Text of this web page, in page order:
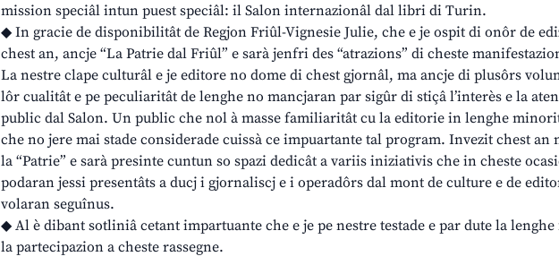
mission speciâl intun puest speciâl: il Salon internazionâl dal libri di Turin.
◆ In gracie de disponibilitât de Regjon Friûl-Vignesie Julie, che e je ospit di onôr de
chest an, ancje “La Patrie dal Friûl” e sarà jenfri des “atrazions” di cheste
La nestre clape culturâl e je editore no dome di chest gjornâl, ma ancje di plusôrs
lôr cualitât e pe peculiaritât de lenghe no mancjaran par sigûr di stiçâ l’interès e la
public dal Salon. Un public che nol à masse familiaritât cu la editorie in lenghe
che no jere mai stade considerade cuissà ce impuartante tal program. Invezit chest an
la “Patrie” e sarà presinte cuntun so spazi dedicât a variis iniziativis che in cheste
podaran jessi presentâts a ducj i gjornaliscj e i operadôrs dal mont de culture e de
volaran seguînus.
◆ Al è dibant sotliniâ cetant impartuante che e je pe nestre testade e par dute la
la partecipazion a cheste rassegne.